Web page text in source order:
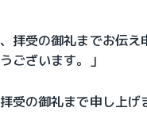
拝受の御礼までお伝
ございます。」
受の御礼まで申し上